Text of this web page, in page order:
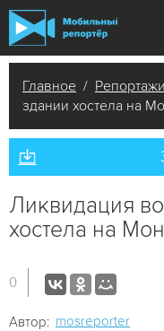
Главное / Репортажи
здании хостела на
Ликвидация
хостела на
0
Автор: mosreporter